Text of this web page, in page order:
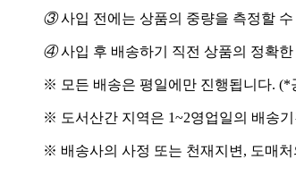
③사입 전에는 상품의 중량을 측정할
④사입 후 배송하기 직전 상품의 정확
※ 모든 배송은 평일에만 진행됩니다. (*
※ 도서산간 지역은 1~2영업일의 배송
※ 배송사의 사정 또는 천재지변, 도매